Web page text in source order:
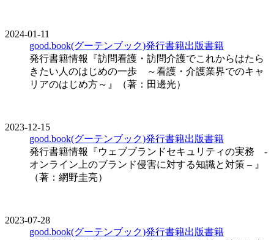
2024-01-11
good.book(グーテンブック)発行書籍出版書籍
発行書籍情報『訪問看護・訪問介護でこれからはたら
きたい人のはじめの一歩 ～看護・介護業界でのキャ
リアのはじめ方～』（著：田邊光）
2023-12-15
good.book(グーテンブック)発行書籍出版書籍
発行書籍情報『ウェブブランドセキュリティの実務 -
オンライン上のブランド侵害に対する知識と対策 – 』
（著：網野圭亮）
2023-07-28
good.book(グーテンブック)発行書籍出版書籍